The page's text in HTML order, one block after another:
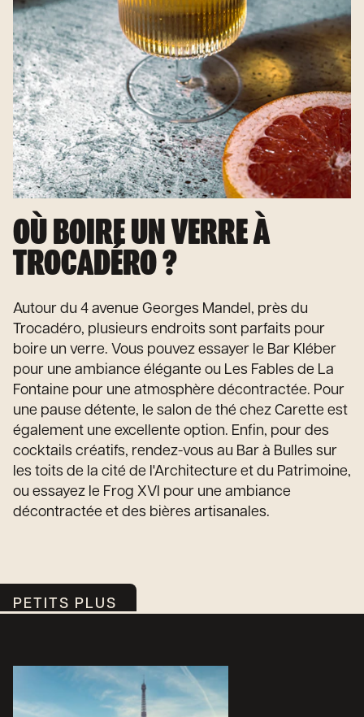
OÙ BOIRE UN VERRE À
TROCADÉRO ?
Autour du 4 avenue Georges Mandel, près du
Trocadéro, plusieurs endroits sont parfaits pour
boire un verre. Vous pouvez essayer le Bar Kléber
pour une ambiance élégante ou Les Fables de La
Fontaine pour une atmosphère décontractée. Pour
une pause détente, le salon de thé chez Carette est
également une excellente option. Enfin, pour des
cocktails créatifs, rendez-vous au Bar à Bulles sur
les toits de la cité de l'Architecture et du Patrimoine,
ou essayez le Frog XVI pour une ambiance
décontractée et des bières artisanales.
PETITS PLUS